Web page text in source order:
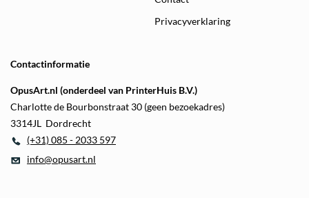
Privacyverklaring
Contactinformatie
OpusArt.nl (onderdeel van PrinterHuis B.V.)
Charlotte de Bourbonstraat 30 (geen bezoekadres)
3314JL Dordrecht
(+31) 085 - 2033 597
info@opusart.nl